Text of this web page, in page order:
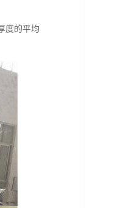
度的平均